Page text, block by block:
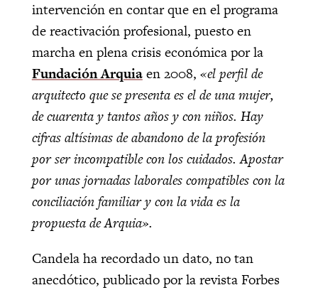
intervención en contar que en el programa
de reactivación profesional, puesto en
marcha en plena crisis económica por la
Fundación Arquiaen 2008, «el perfil de
arquitecto que se presenta es el de una mujer,
de cuarenta y tantos años y con niños. Hay
cifras altísimas de abandono de la profesión
por ser incompatible con los cuidados. Apostar
por unas jornadas laborales compatibles con la
conciliación familiar y con la vida es la
propuesta de Arquia».
Candela ha recordado un dato, no tan
anecdótico, publicado por la revista Forbes